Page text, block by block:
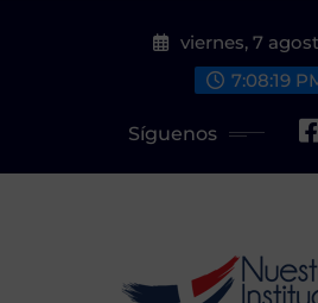
viernes, 7
7:08:20
Síguenos